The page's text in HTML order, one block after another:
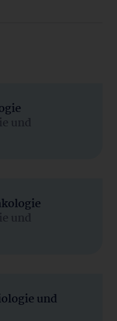
und
und
und